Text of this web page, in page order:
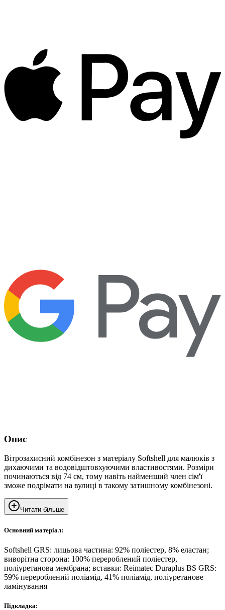
Опис
Вітрозахисний комбінезон з матеріалу Softshell для малюків з
дихаючими та водовідштовхуючими властивостями. Розміри
починаються від 74 см, тому навіть найменший член сім'ї
зможе подрімати на вулиці в такому затишному комбінезоні.
Читати більше
Основний матеріал:
Softshell GRS: лицьова частина: 92% поліестер, 8% еластан;
виворітна сторона: 100% перероблений поліестер,
поліуретанова мембрана; вставки: Reimatec Duraplus BS GRS:
59% перероблений поліамід, 41% поліамід, поліуретанове
ламінування
Підкладка: